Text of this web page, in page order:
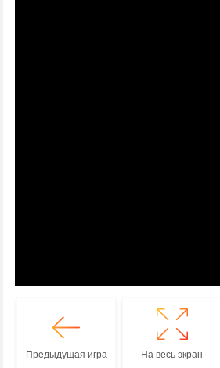
Предыдущая игра На весь экран